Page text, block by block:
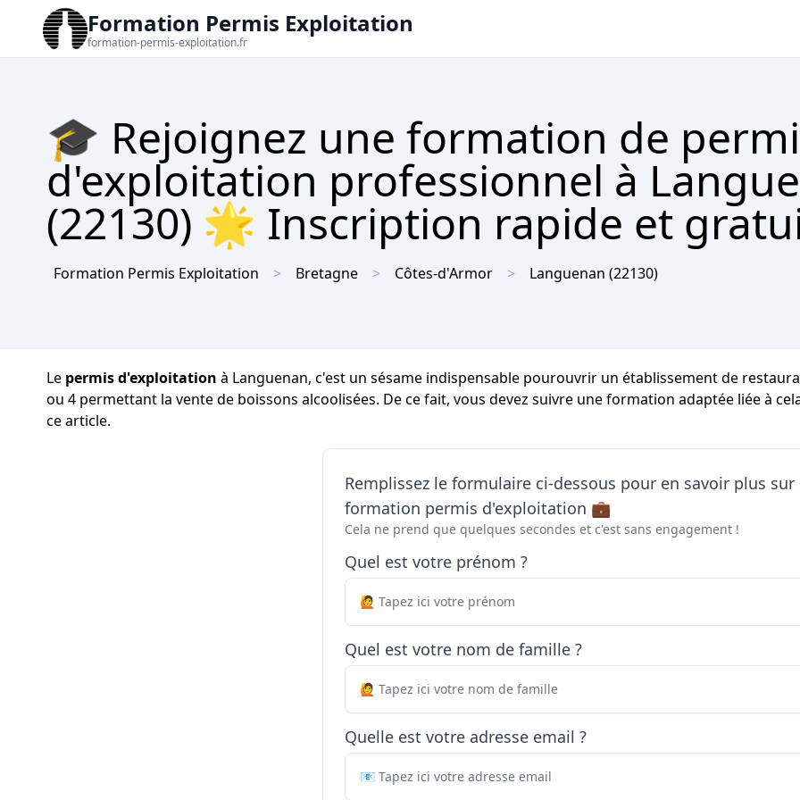
Formation Permis Exploitation
formation-permis-exploitation.fr
🎓 Rejoignez une formation de
d'exploitation professionnel à
(22130) 🌟 Inscription rapide et
Formation Permis Exploitation Bretagne Côtes-d'Armor Languenan (22130)
Le permis d'exploitation à Languenan, c'est un sésame indispensable pourouvrir un établissement de
ou 4 permettant la vente de boissons alcoolisées. De ce fait, vous devez suivre une formation adaptée liée à
ce article.
Remplissez le formulaire ci-dessous pour en savoir plus sur
formation permis d'exploitation 💼
Cela ne prend que quelques secondes et c'est sans engagement !
Quel est votre prénom ?
Quel est votre nom de famille ?
Quelle est votre adresse email ?